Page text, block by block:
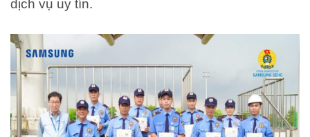
dịch vụ uy tín.